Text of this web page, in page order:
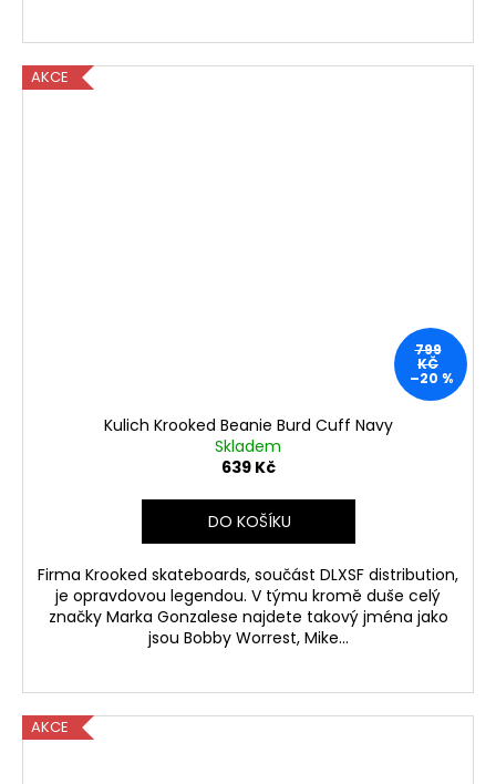
AKCE
799
KČ
–20 %
Kulich Krooked Beanie Burd Cuff Navy
Skladem
639 Kč
DO KOŠÍKU
Firma Krooked skateboards, součást DLXSF distribution,
je opravdovou legendou. V týmu kromě duše celý
značky Marka Gonzalese najdete takový jména jako
jsou Bobby Worrest, Mike...
AKCE